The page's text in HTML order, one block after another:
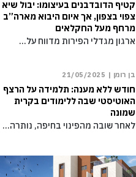
קטיף הדובדבנים בעיצומו: יבול שיא
צפוי בצפון, אך איום היבוא מארה”ב
מרחף מעל החקלאים
ארגון מגדלי הפירות מדווח על…
בן רומן | 21/05/2025
חודש ללא מענה: תלמידה על הרצף
האוטיסטי שבה ללימודים בקרית
שמונה
לאחר שובה מהפינוי בחיפה, נותרה…